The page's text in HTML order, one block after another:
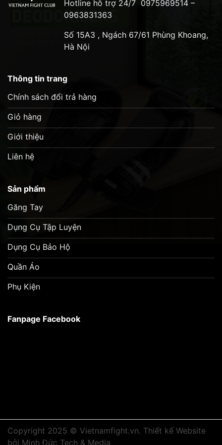
kích cỡ tay
Hình ảnh sản phẩm :
Hotline hỗ trợ 24/7 0975969514 –
0963831363
Số 15A3 , Ngách 67/61 Phùng Khoang,
Hà Nội
Thông tin trang
Chính sách đổi trả hàng
Giỏ hàng
Giới thiệu
Liên hệ
Sản phẩm
Găng Tay
Dụng Cụ Tập Luyện
Dụng Cụ Bảo Hộ
Quần Áo
Phụ Kiện
Fanpage Facebook
Copyright 2025 © Vietnamfight.vn. Thiết kế Website
bởi Minh Đức Tech & Media